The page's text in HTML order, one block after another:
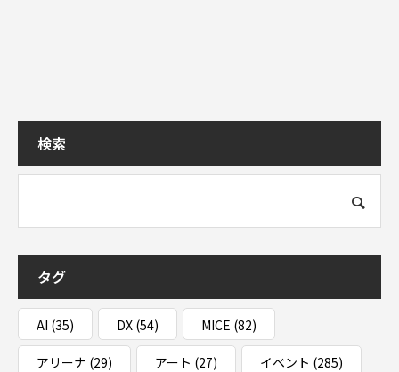
検索
タグ
AI (35) DX (54) MICE (82)
アリーナ (29) アート (27) イベント (285)